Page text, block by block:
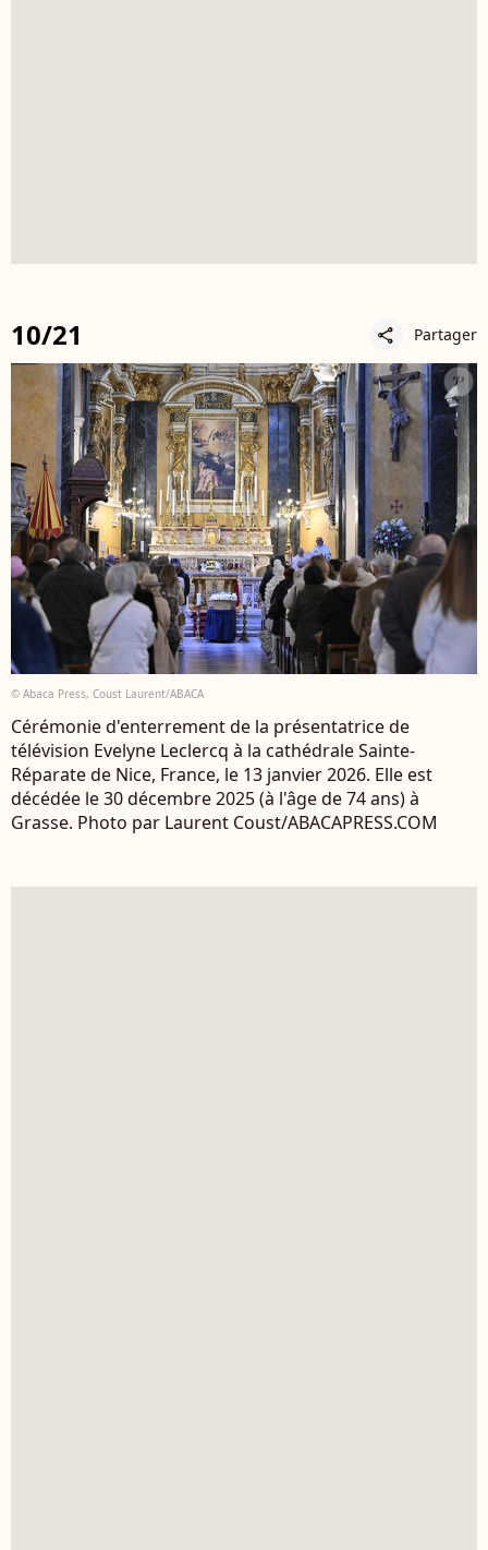
10/21 share Partager
© Abaca Press, Coust Laurent/ABACA
Cérémonie d'enterrement de la présentatrice de
télévision Evelyne Leclercq à la cathédrale Sainte-
Réparate de Nice, France, le 13 janvier 2026. Elle est
décédée le 30 décembre 2025 (à l'âge de 74 ans) à
Grasse. Photo par Laurent Coust/ABACAPRESS.COM